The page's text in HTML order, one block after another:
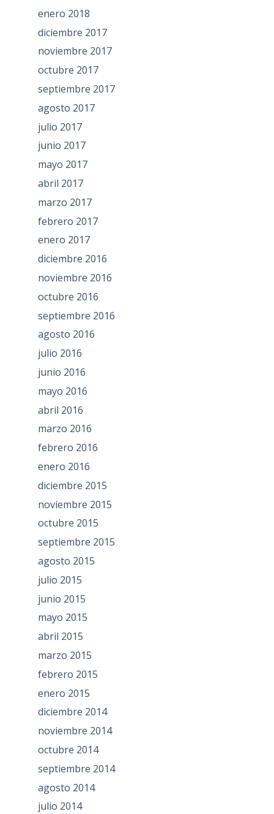
enero 2018
diciembre 2017
noviembre 2017
octubre 2017
septiembre 2017
agosto 2017
julio 2017
junio 2017
mayo 2017
abril 2017
marzo 2017
febrero 2017
enero 2017
diciembre 2016
noviembre 2016
octubre 2016
septiembre 2016
agosto 2016
julio 2016
junio 2016
mayo 2016
abril 2016
marzo 2016
febrero 2016
enero 2016
diciembre 2015
noviembre 2015
octubre 2015
septiembre 2015
agosto 2015
julio 2015
junio 2015
mayo 2015
abril 2015
marzo 2015
febrero 2015
enero 2015
diciembre 2014
noviembre 2014
octubre 2014
septiembre 2014
agosto 2014
julio 2014